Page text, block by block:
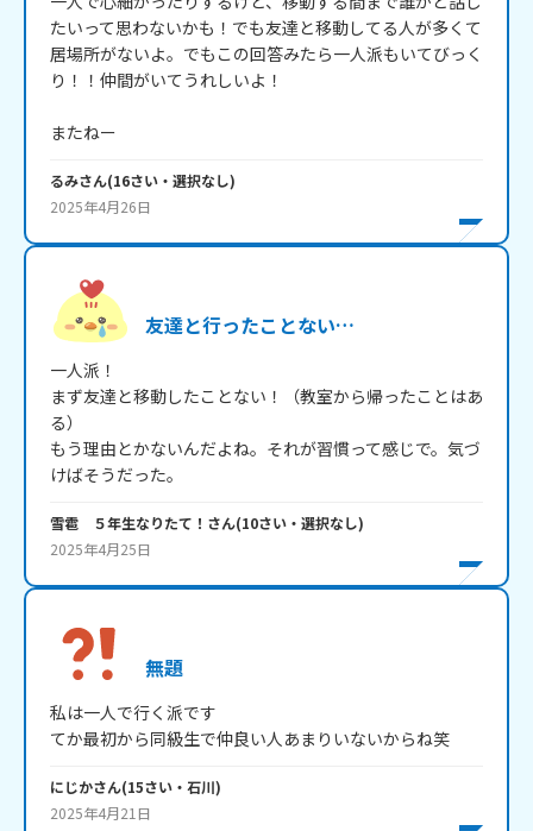
たいって思わないかも！でも友達と移動してる人が多くて
居場所がないよ。でもこの回答みたら一人派もいてびっく
り！！仲間がいてうれしいよ！
またねー
るみさん(16さい・ 選択なし)
2025年4月26日
友達と行ったことない…
一人派！
まず友達と移動したことない！（教室から帰ったことはあ
る）
もう理由とかないんだよね。それが習慣って感じで。気づ
けばそうだった。
雪雹 ５年生なりたて！ さん(10さい・ 選択なし)
2025年4月25日
無題
私は一人で行く派です
てか最初から同級生で仲良い人あまりいないからね笑
にじかさん(15さい・ 石川)
2025年4月21日